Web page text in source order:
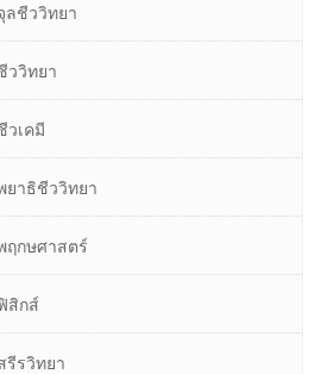
ลชีววิทยา
ววิทยา
วเคมี
ยาธิชีววิทยา
ฤกษศาสตร์
สิกส์
รีรวิทยา